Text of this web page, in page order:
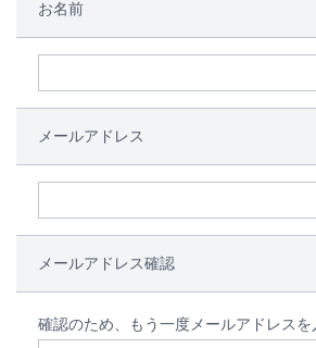
お名前
メールアドレス
メールアドレス確認
確認のため、もう一度メールアドレス